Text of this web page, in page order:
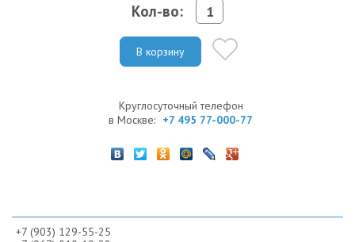
Кол-во:
В корзину
Круглосуточный телефон
в Москве: +7 495 77-000-77
+7 (903) 129-55-25